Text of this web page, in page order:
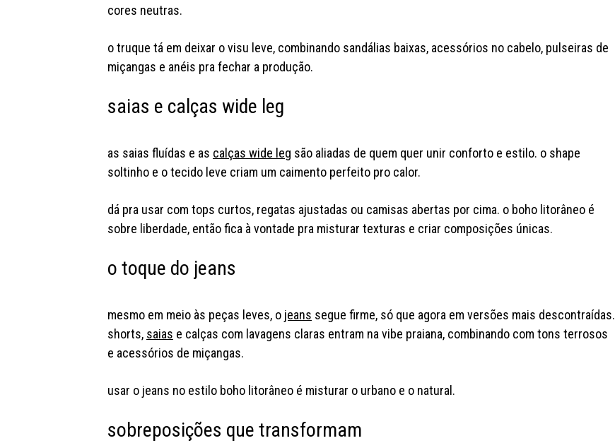
cores neutras.
o truque tá em deixar o visu leve, combinando sandálias baixas, acessórios no cabelo, pulseiras de
miçangas e anéis pra fechar a produção.
saias e calças wide leg
as saias fluídas e as calças wide leg são aliadas de quem quer unir conforto e estilo. o shape
soltinho e o tecido leve criam um caimento perfeito pro calor.
dá pra usar com tops curtos, regatas ajustadas ou camisas abertas por cima. o boho litorâneo é
sobre liberdade, então fica à vontade pra misturar texturas e criar composições únicas.
o toque do jeans
mesmo em meio às peças leves, o jeans segue firme, só que agora em versões mais descontraídas.
shorts, saias e calças com lavagens claras entram na vibe praiana, combinando com tons terrosos
e acessórios de miçangas.
usar o jeans no estilo boho litorâneo é misturar o urbano e o natural.
sobreposições que transformam